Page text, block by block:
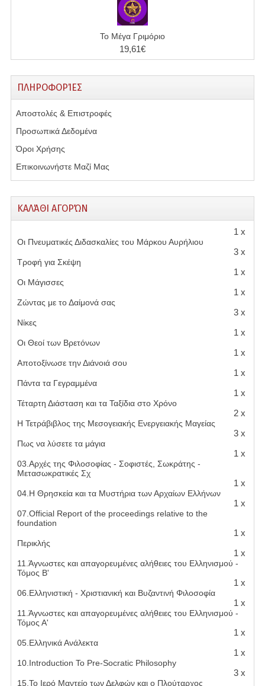
Το Μέγα Γριμόριο
19,61€
ΠΛΗΡΟΦΟΡΊΕΣ
Αποστολές & Επιστροφές
Προσωπικά Δεδομένα
Όροι Χρήσης
Επικοινωνήστε Μαζί Μας
ΚΑΛΆΘΙ ΑΓΟΡΏΝ
1 x
Οι Πνευματικές Διδασκαλίες του Μάρκου Αυρήλιου
3 x
Τροφή για Σκέψη
1 x
Οι Μάγισσες
1 x
Ζώντας με το Δαίμονά σας
3 x
Νίκες
1 x
Οι Θεοί των Βρετόνων
1 x
Αποτοξίνωσε την Διάνοιά σου
1 x
Πάντα τα Γεγραμμένα
1 x
Τέταρτη Διάσταση και τα Ταξίδια στο Χρόνο
2 x
Η Τετράβιβλος της Μεσογειακής Ενεργειακής Μαγείας
3 x
Πως να λύσετε τα μάγια
1 x
03.Αρχές της Φιλοσοφίας - Σοφιστές, Σωκράτης -
Μετασωκρατικές Σχ
1 x
04.Η Θρησκεία και τα Μυστήρια των Αρχαίων Ελλήνων
1 x
07.Official Report of the proceedings relative to the
foundation
1 x
Περικλής
1 x
11.Άγνωστες και απαγορευμένες αλήθειες του Ελληνισμού -
Τόμος Β'
1 x
06.Ελληνιστική - Χριστιανική και Βυζαντινή Φιλοσοφία
1 x
11.Άγνωστες και απαγορευμένες αλήθειες του Ελληνισμού -
Τόμος Α'
1 x
05.Ελληνικά Ανάλεκτα
1 x
10.Introduction To Pre-Socratic Philosophy
3 x
15.Το Ιερό Μαντείο των Δελφών και ο Πλούταρχος